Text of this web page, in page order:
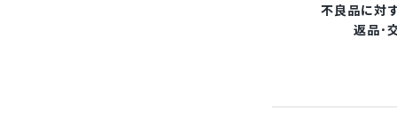
不良品に対
返品･